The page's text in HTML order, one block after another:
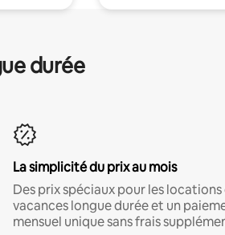
durée
La simplicité du prix au mois
Des prix spéciaux pour les locations
vacances longue durée et un
mensuel unique sans frais